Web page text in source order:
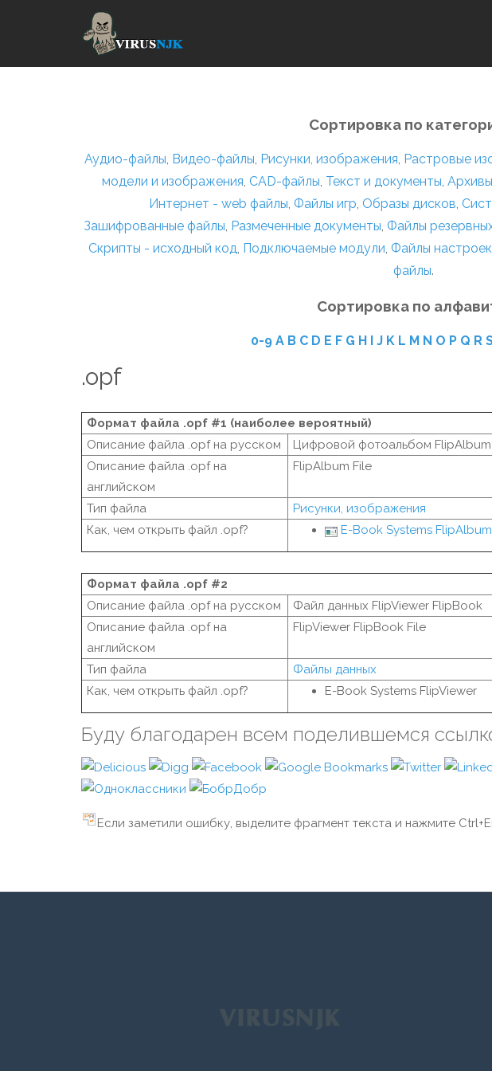
Сортировка по
Аудио-файлы, Видео-файлы, Рисунки, изображения, Растровые
модели и изображения, CAD-файлы, Текст и документы,
Интернет - web файлы, Файлы игр, Образы дисков,
Зашифрованные файлы, Размеченные документы, Файлы
Скрипты - исходный код, Подключаемые модули, Файлы настроек
файлы.
Сортировка по
0-9 A B C D E F G H I J K L M N O P Q R
.opf
Формат файла .opf #1 (наиболее вероятный)
Описание файла .opf на русском
Цифровой фотоальбом FlipAlbum
Описание файла .opf на
английском
FlipAlbum File
Тип файла
Рисунки, изображения
Как, чем открыть файл .opf?
E-Book Systems FlipAlbum
Формат файла .opf #2
Описание файла .opf на русском
Файл данных FlipViewer FlipBook
Описание файла .opf на
английском
FlipViewer FlipBook File
Тип файла
Файлы данных
Как, чем открыть файл .opf?
E-Book Systems FlipViewer
Буду благодарен всем поделившемся
Если заметили ошибку, выделите фрагмент текста и нажмите